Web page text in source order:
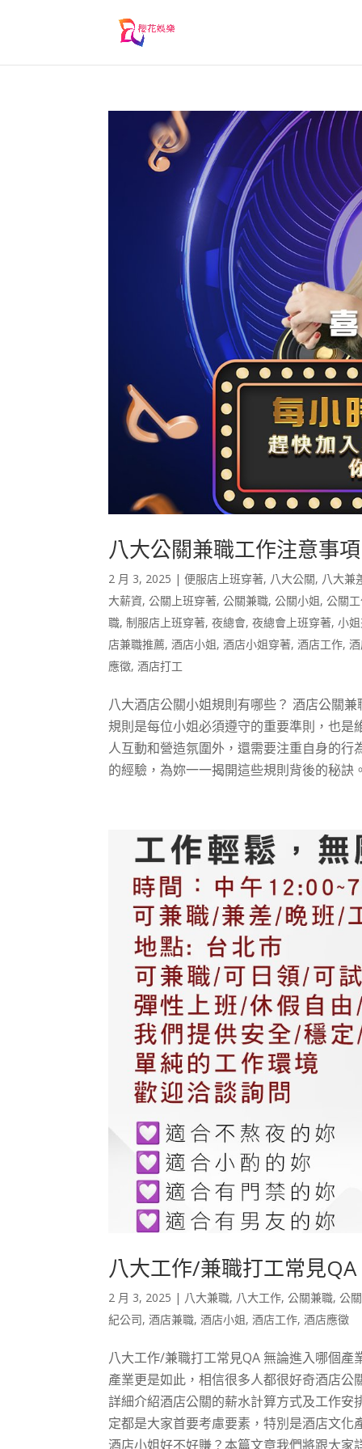
八大公關兼職工作注意事項
2 月 3, 2025 |便服店上班穿著, 八大公關, 八大兼
大薪資,公關上班穿著,公關兼職,公關小姐,公關
職,制服店上班穿著,夜總會,夜總會上班穿著,小
店兼職推薦,酒店小姐,酒店小姐穿著,酒店工作,
應徵,酒店打工
八大酒店公關小姐規則有哪些？ 酒店公關
規則是每位小姐必須遵守的重要準則，也
人互動和營造氛圍外，還需要注重自身的
的經驗，為妳一一揭開這些規則背後的秘訣
八大工作/兼職打工常見QA
2 月 3, 2025 | 八大兼職, 八大工作,公關兼職,公
紀公司,酒店兼職,酒店小姐,酒店工作,酒店應徵
八大工作/兼職打工常見QA 無論進入哪個
產業更是如此，相信很多人都很好奇酒店
詳細介紹酒店公關的薪水計算方式及工作
定都是大家首要考慮要素，特別是酒店文
酒店小姐好不好賺？本篇文章我們將跟大